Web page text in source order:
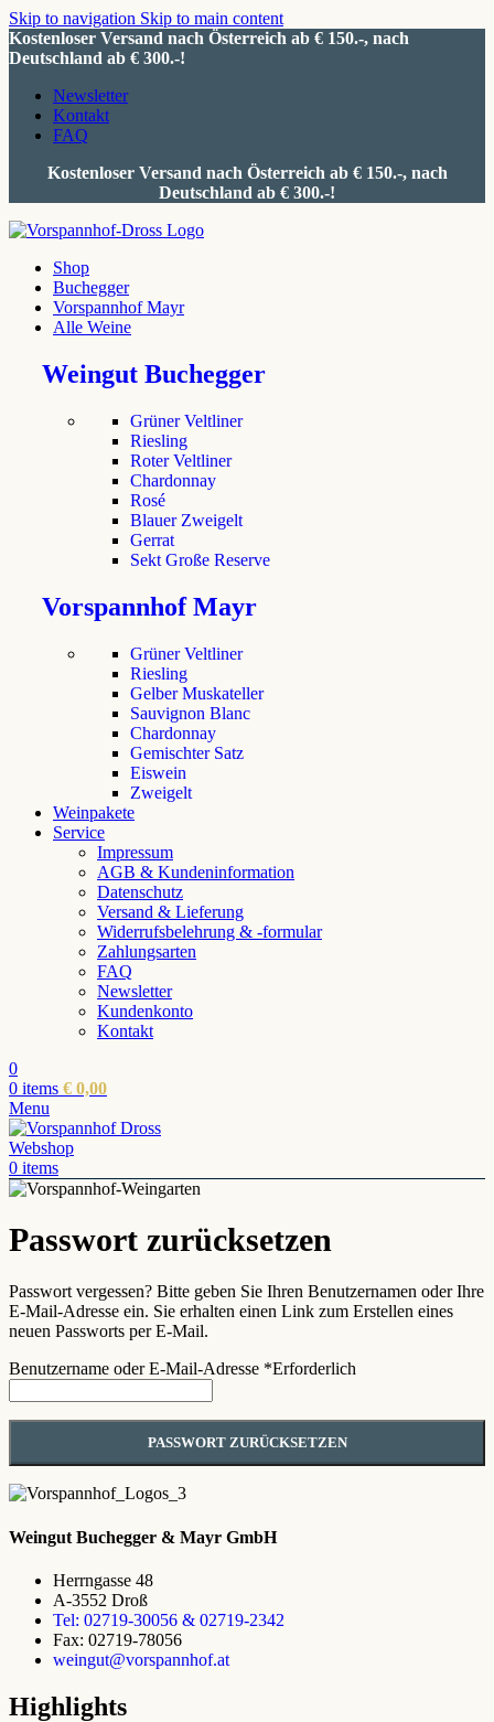
Skip to navigation Skip to main content
Kostenloser Versand nach Österreich ab € 150.-, nach
Deutschland ab € 300.-!
Newsletter
Kontakt
FAQ
Kostenloser Versand nach Österreich ab € 150.-, nach
Deutschland ab € 300.-!
Shop
Buchegger
Vorspannhof Mayr
Alle Weine
Weingut Buchegger
Grüner Veltliner
Riesling
Roter Veltliner
Chardonnay
Rosé
Blauer Zweigelt
Gerrat
Sekt Große Reserve
Vorspannhof Mayr
Grüner Veltliner
Riesling
Gelber Muskateller
Sauvignon Blanc
Chardonnay
Gemischter Satz
Eiswein
Zweigelt
Weinpakete
Service
Impressum
AGB & Kundeninformation
Datenschutz
Versand & Lieferung
Widerrufsbelehrung & -formular
Zahlungsarten
FAQ
Newsletter
Kundenkonto
Kontakt
0
0 items € 0,00
Menu
0 items
Passwort zurücksetzen
Passwort vergessen? Bitte geben Sie Ihren Benutzernamen oder Ihre
E-Mail-Adresse ein. Sie erhalten einen Link zum Erstellen eines
neuen Passworts per E-Mail.
Benutzername oder E-Mail-Adresse *Erforderlich
PASSWORT ZURÜCKSETZEN
Weingut Buchegger & Mayr GmbH
Herrngasse 48
A-3552 Droß
Tel: 02719-30056 & 02719-2342
Fax: 02719-78056
weingut@vorspannhof.at
Highlights